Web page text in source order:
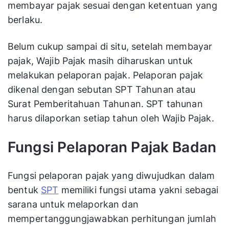
membayar pajak sesuai dengan ketentuan yang
berlaku.
Belum cukup sampai di situ, setelah membayar
pajak, Wajib Pajak masih diharuskan untuk
melakukan pelaporan pajak. Pelaporan pajak
dikenal dengan sebutan SPT Tahunan atau
Surat Pemberitahuan Tahunan. SPT tahunan
harus dilaporkan setiap tahun oleh Wajib Pajak.
Fungsi Pelaporan Pajak Badan
Fungsi pelaporan pajak yang diwujudkan dalam
bentuk SPT memiliki fungsi utama yakni sebagai
sarana untuk melaporkan dan
mempertanggungjawabkan perhitungan jumlah